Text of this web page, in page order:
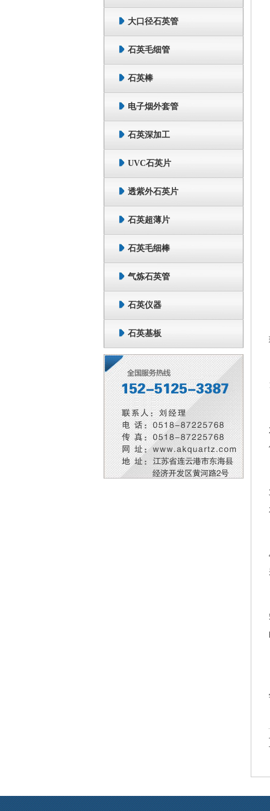
大口径石英管
石英毛细管
石英棒
电子烟外套管
石英深加工
UVC石英片
透紫外石英片
石英超薄片
石英毛细棒
气炼石英管
石英仪器
石英基板